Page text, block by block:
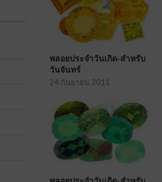
พลอยประจำวันเกิด-สำหรับ
วันจันทร์
24 กันยายน 2011